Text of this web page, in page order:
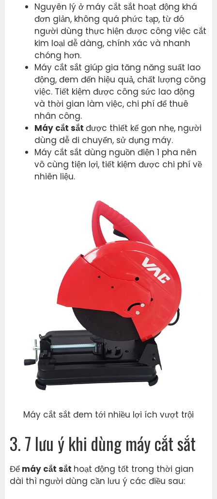
Nguyên lý ở máy cắt sắt hoạt động khá
đơn giản, không quá phức tạp, từ đó
người dùng thực hiện được công việc cắt
kim loại dễ dàng, chính xác và nhanh
chóng hơn.
Máy cắt sắt giúp gia tăng năng suất lao
động, đem đến hiệu quả, chất lượng công
việc. Tiết kiệm được công sức lao động
và thời gian làm việc, chi phí để thuê
nhân công.
Máy cắt sắt được thiết kế gọn nhẹ, người
dùng dễ di chuyển, sử dụng máy.
Máy cắt sắt dùng nguồn điện 1 pha nên
vô cùng tiện lợi, tiết kiệm được chi phí về
nhiên liệu.
Máy cắt sắt đem tới nhiều lợi ích vượt trội
3. 7 lưu ý khi dùng máy cắt sắt
Để máy cắt sắt hoạt động tốt trong thời gian
dài thì người dùng cần lưu ý các điều sau: